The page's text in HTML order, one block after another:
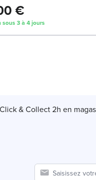
€
sous 3 à 4 jours
Click & Collect 2h en